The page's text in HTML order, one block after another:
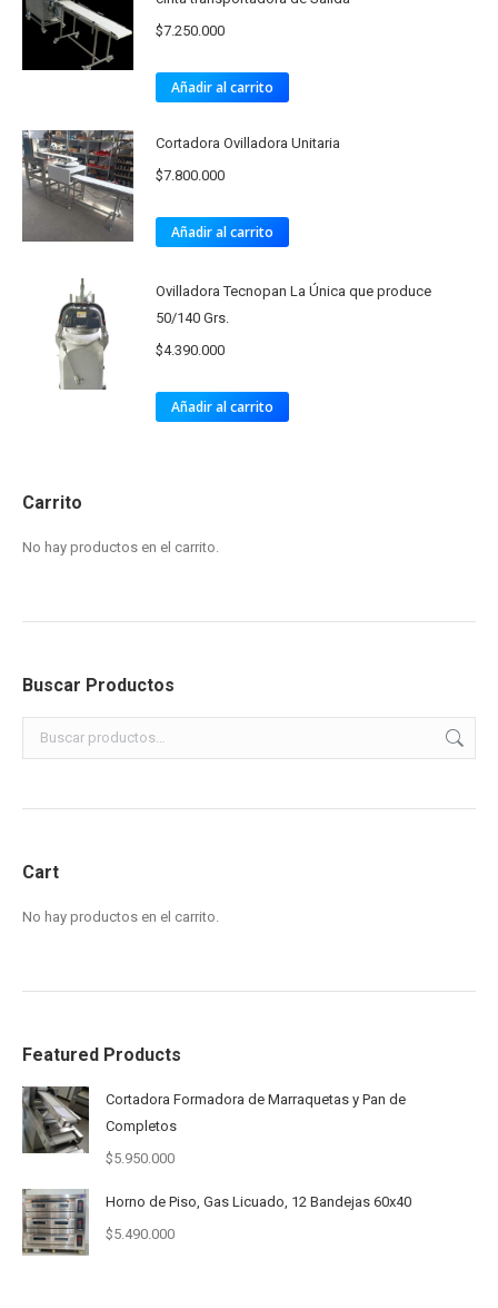
$7.250.000
Añadir al carrito
Cortadora Ovilladora Unitaria
$7.800.000
Añadir al carrito
Ovilladora Tecnopan La Única que produce
50/140 Grs.
$4.390.000
Añadir al carrito
Carrito
No hay productos en el carrito.
Buscar Productos
Cart
No hay productos en el carrito.
Featured Products
Cortadora Formadora de Marraquetas y Pan de
Completos
$5.950.000
Horno de Piso, Gas Licuado, 12 Bandejas 60x40
$5.490.000